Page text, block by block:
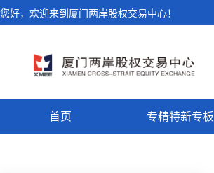
您好，欢迎来到厦门两岸股权交易中心！
首页 专精特新专板